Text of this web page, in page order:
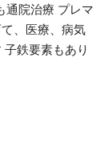
通院治療 プレマ
、医療、病気
鉄要素もあり